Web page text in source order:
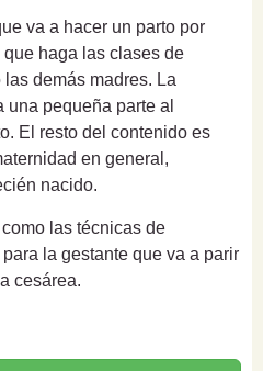
va a hacer un parto por
haga las clases de
demás madres. La
pequeña parte al
El resto del contenido es
en general,
nacido.
las técnicas de
la gestante que va a parir
cesárea.